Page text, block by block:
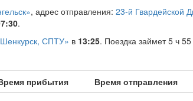
, адрес отправления: 23-й Гвардейской
.
СПТУ» в 13:25. Поездка займет 5 ч
прибытия Время отправления